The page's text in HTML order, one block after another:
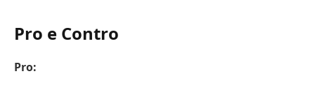
Pro e Contro
Pro: